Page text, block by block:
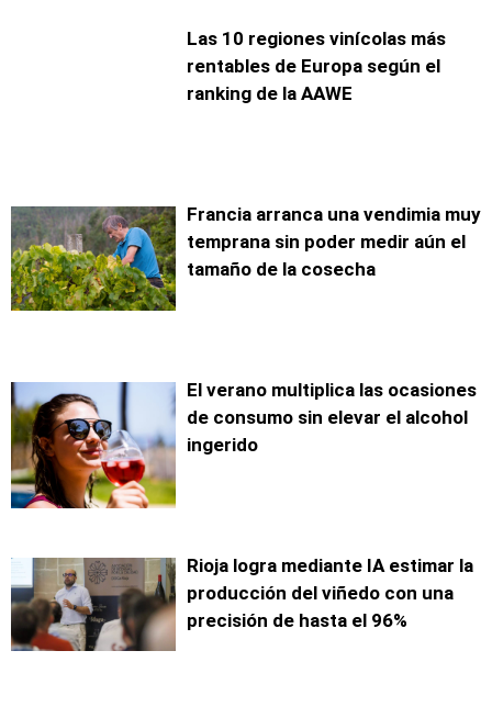
Las 10 regiones vinícolas más
rentables de Europa según el
ranking de la AAWE
Francia arranca una vendimia muy
temprana sin poder medir aún el
tamaño de la cosecha
El verano multiplica las ocasiones
de consumo sin elevar el alcohol
ingerido
Rioja logra mediante IA estimar la
producción del viñedo con una
precisión de hasta el 96%